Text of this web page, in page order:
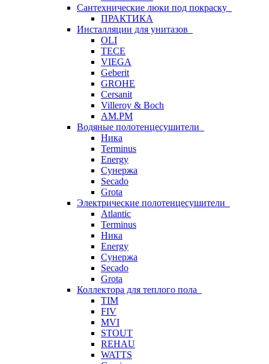
Сантехнические люки под покраску
ПРАКТИКА
Инсталляции для унитазов
OLI
TECE
VIEGA
Geberit
GROHE
Cersanit
Villeroy & Boch
AM.PM
Водяные полотенцесушители
Ника
Terminus
Energy
Сунержа
Secado
Grota
Электрические полотенцесушители
Atlantic
Terminus
Ника
Energy
Сунержа
Secado
Grota
Коллектора для теплого пола
TIM
FIV
MVI
STOUT
REHAU
WATTS